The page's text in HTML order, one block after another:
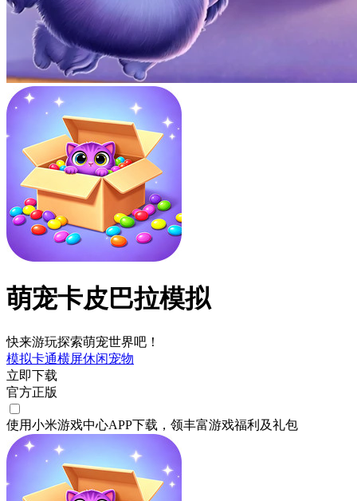
萌宠卡皮巴拉模拟
快来游玩探索萌宠世界吧！
模拟卡通横屏休闲宠物
立即下载
官方正版
使用小米游戏中心APP下载 ，领丰富游戏福利 及礼包